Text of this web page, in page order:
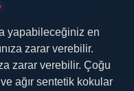
yapabileceğiniz en
zarar verebilir.
zarar verebilir. Çoğu
ağır sentetik kokular